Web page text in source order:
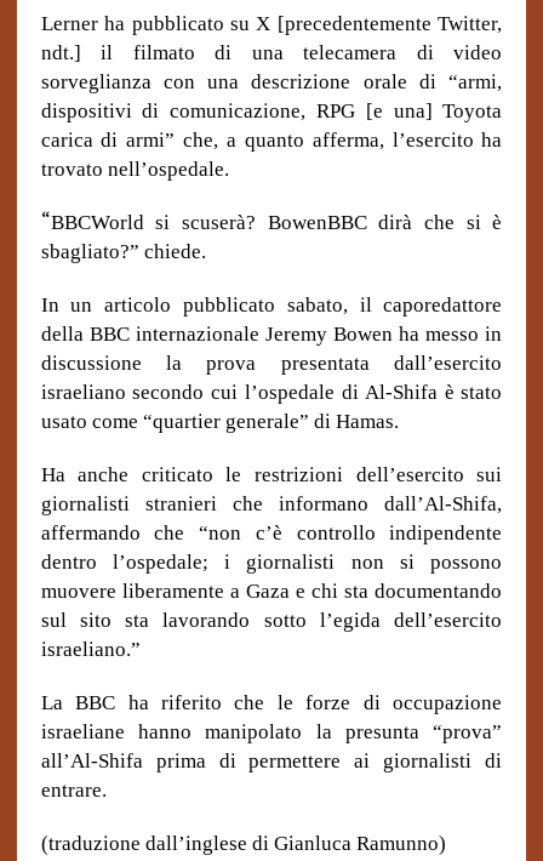
Lerner ha pubblicato su X [precedentemente Twitter,
ndt.] il filmato di una telecamera di video
sorveglianza con una descrizione orale di “armi,
dispositivi di comunicazione, RPG [e una] Toyota
carica di armi” che, a quanto afferma, l’esercito ha
trovato nell’ospedale.
“BBCWorld si scuserà? BowenBBC dirà che si è
sbagliato?” chiede.
In un articolo pubblicato sabato, il caporedattore
della BBC internazionale Jeremy Bowen ha messo in
discussione la prova presentata dall’esercito
israeliano secondo cui l’ospedale di Al-Shifa è stato
usato come “quartier generale” di Hamas.
Ha anche criticato le restrizioni dell’esercito sui
giornalisti stranieri che informano dall’Al-Shifa,
affermando che “non c’è controllo indipendente
dentro l’ospedale; i giornalisti non si possono
muovere liberamente a Gaza e chi sta documentando
sul sito sta lavorando sotto l’egida dell’esercito
israeliano.”
La BBC ha riferito che le forze di occupazione
israeliane hanno manipolato la presunta “prova”
all’Al-Shifa prima di permettere ai giornalisti di
entrare.
(traduzione dall’inglese di Gianluca Ramunno)